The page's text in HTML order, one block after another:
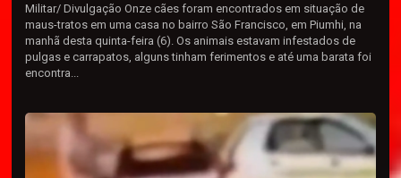
Militar/ Divulgação Onze cães foram encontrados em situação de
maus-tratos em uma casa no bairro São Francisco, em Piumhi, na
manhã desta quinta-feira (6). Os animais estavam infestados de
pulgas e carrapatos, alguns tinham ferimentos e até uma barata foi
encontra...